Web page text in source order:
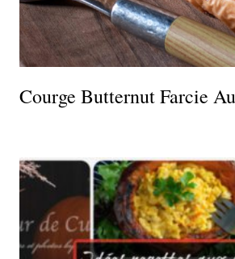
Courge Butternut Farcie